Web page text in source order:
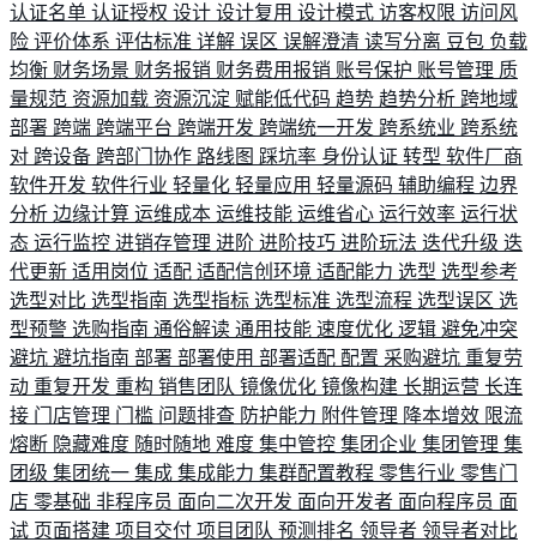
认证名单 认证授权 设计 设计复用 设计模式 访客权限 访问风
险 评价体系 评估标准 详解 误区 误解澄清 读写分离 豆包 负载
均衡 财务场景 财务报销 财务费用报销 账号保护 账号管理 质
量规范 资源加载 资源沉淀 赋能低代码 趋势 趋势分析 跨地域
部署 跨端 跨端平台 跨端开发 跨端统一开发 跨系统业 跨系统
对 跨设备 跨部门协作 路线图 踩坑率 身份认证 转型 软件厂商
软件开发 软件行业 轻量化 轻量应用 轻量源码 辅助编程 边界
分析 边缘计算 运维成本 运维技能 运维省心 运行效率 运行状
态 运行监控 进销存管理 进阶 进阶技巧 进阶玩法 迭代升级 迭
代更新 适用岗位 适配 适配信创环境 适配能力 选型 选型参考
选型对比 选型指南 选型指标 选型标准 选型流程 选型误区 选
型预警 选购指南 通俗解读 通用技能 速度优化 逻辑 避免冲突
避坑 避坑指南 部署 部署使用 部署适配 配置 采购避坑 重复劳
动 重复开发 重构 销售团队 镜像优化 镜像构建 长期运营 长连
接 门店管理 门槛 问题排查 防护能力 附件管理 降本增效 限流
熔断 隐藏难度 随时随地 难度 集中管控 集团企业 集团管理 集
团级 集团统一 集成 集成能力 集群配置教程 零售行业 零售门
店 零基础 非程序员 面向二次开发 面向开发者 面向程序员 面
试 页面搭建 项目交付 项目团队 预测排名 领导者 领导者对比